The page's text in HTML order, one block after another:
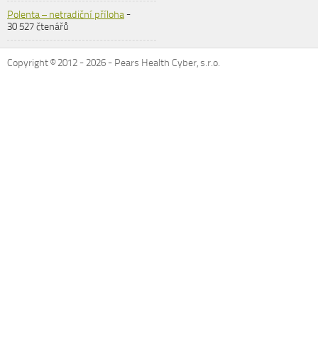
Polenta – netradiční příloha-
30 527 čtenářů
Copyright © 2012 -2026 - Pears Health Cyber, s.r.o.